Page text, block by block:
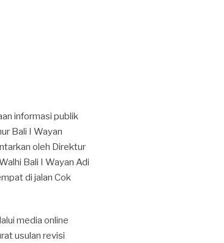
informasi publik
Bali I Wayan
oleh Direktur
Bali I Wayan Adi
di jalan Cok
media online
usulan revisi